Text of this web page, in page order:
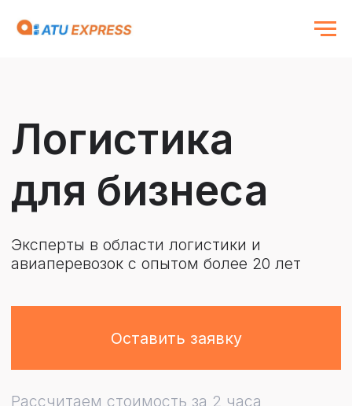
для бизнеса
Эксперты в области логистики и
авиаперевозок с опытом более 20 лет
Оставить заявку